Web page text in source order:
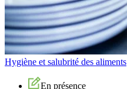
Hygiène et salubrité des aliments
En présence